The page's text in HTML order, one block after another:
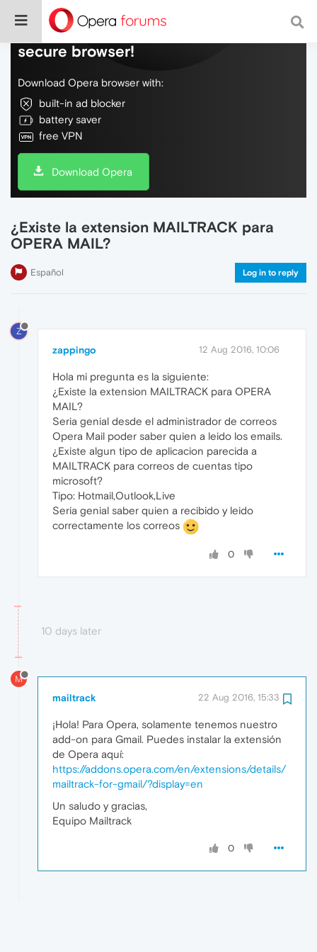
Do more on the web, with a fast and
secure browser!
Download Opera browser with:
built-in ad blocker
battery saver
free VPN
Download Opera
¿Existe la extension MAILTRACK para
OPERA MAIL?
Español Log in to reply
Z
zappingo 12 Aug 2016, 10:06
Hola mi pregunta es la siguiente:
¿Existe la extension MAILTRACK para OPERA
MAIL?
Seria genial desde el administrador de correos
Opera Mail poder saber quien a leido los emails.
¿Existe algun tipo de aplicacion parecida a
MAILTRACK para correos de cuentas tipo
microsoft?
Tipo: Hotmail,Outlook,Live
Seria genial saber quien a recibido y leido
correctamente los correos
0
10 days later
M
mailtrack 22 Aug 2016, 15:33
¡Hola! Para Opera, solamente tenemos nuestro
add-on para Gmail. Puedes instalar la extensión
de Opera aquí:
https://addons.opera.com/en/extensions/details/
mailtrack-for-gmail/?display=en
Un saludo y gracias,
Equipo Mailtrack
0